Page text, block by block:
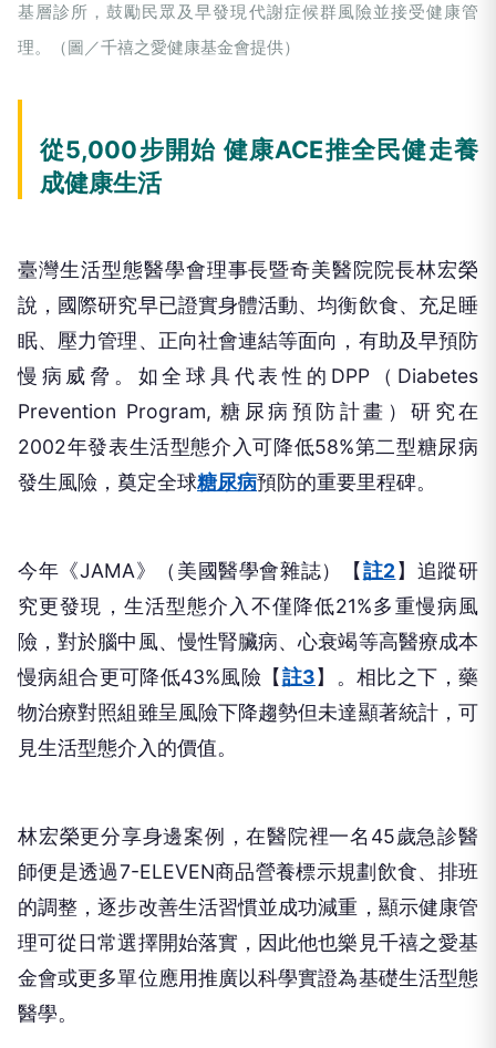
基層診所，鼓勵民眾及早發現代謝症候群風險並接受健康管
理。（圖／千禧之愛健康基金會提供）
從5,000步開始 健康ACE推全民健走養
成健康生活
臺灣生活型態醫學會理事長暨奇美醫院院長林宏榮
說，國際研究早已證實身體活動、均衡飲食、充足睡
眠、壓力管理、正向社會連結等面向，有助及早預防
慢病威脅。如全球具代表性的DPP（Diabetes
Prevention Program, 糖尿病預防計畫）研究在
2002年發表生活型態介入可降低58%第二型糖尿病
發生風險，奠定全球糖尿病預防的重要里程碑。
今年《JAMA》（美國醫學會雜誌）【註2】追蹤研
究更發現，生活型態介入不僅降低21%多重慢病風
險，對於腦中風、慢性腎臟病、心衰竭等高醫療成本
慢病組合更可降低43%風險【註3】。相比之下，藥
物治療對照組雖呈風險下降趨勢但未達顯著統計，可
見生活型態介入的價值。
林宏榮更分享身邊案例，在醫院裡一名45歲急診醫
師便是透過7-ELEVEN商品營養標示規劃飲食、排班
的調整，逐步改善生活習慣並成功減重，顯示健康管
理可從日常選擇開始落實，因此他也樂見千禧之愛基
金會或更多單位應用推廣以科學實證為基礎生活型態
醫學。